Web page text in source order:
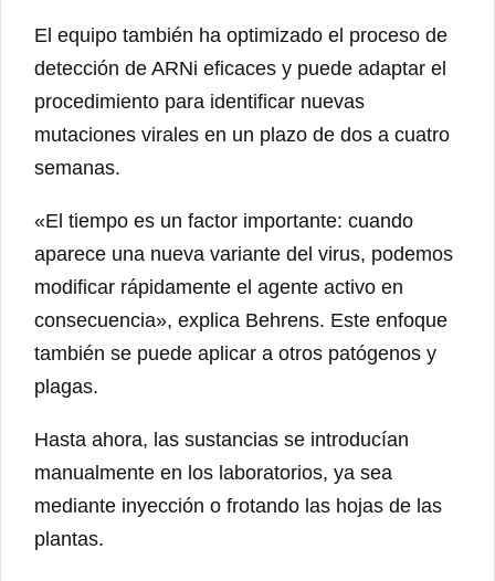
El equipo también ha optimizado el proceso de
detección de ARNi eficaces y puede adaptar el
procedimiento para identificar nuevas
mutaciones virales en un plazo de dos a cuatro
semanas.
«El tiempo es un factor importante: cuando
aparece una nueva variante del virus, podemos
modificar rápidamente el agente activo en
consecuencia», explica Behrens. Este enfoque
también se puede aplicar a otros patógenos y
plagas.
Hasta ahora, las sustancias se introducían
manualmente en los laboratorios, ya sea
mediante inyección o frotando las hojas de las
plantas.